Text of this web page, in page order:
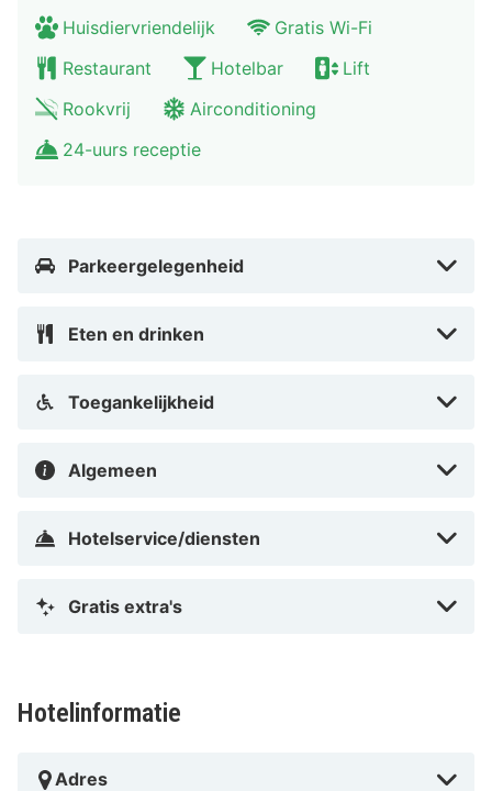
Huisdiervriendelijk
Gratis Wi-Fi
Restaurant
Hotelbar
Lift
Rookvrij
Airconditioning
24-uurs receptie
Parkeergelegenheid
Eten en drinken
Toegankelijkheid
Algemeen
Hotelservice/diensten
Gratis extra's
Hotelinformatie
Adres